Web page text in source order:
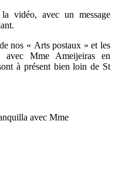
vidéo, avec un message
nos « Arts postaux » et les
avec Mme Ameijeiras en
à présent bien loin de St
avec Mme